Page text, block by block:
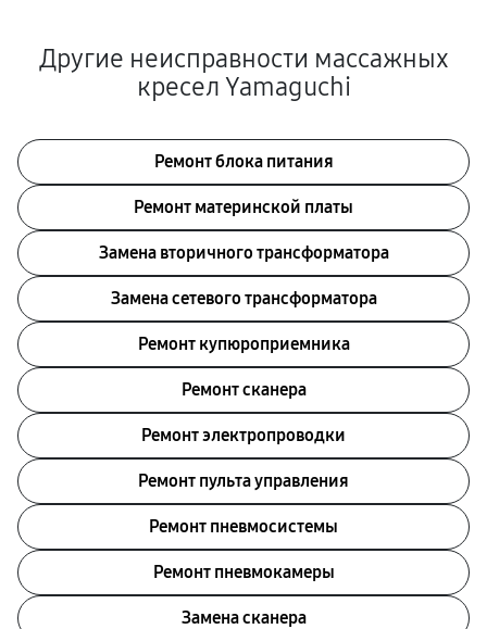
Другие неисправности массажных
кресел Yamaguchi
Ремонт блока питания
Ремонт материнской платы
Замена вторичного трансформатора
Замена сетевого трансформатора
Ремонт купюроприемника
Ремонт сканера
Ремонт электропроводки
Ремонт пульта управления
Ремонт пневмосистемы
Ремонт пневмокамеры
Замена сканера